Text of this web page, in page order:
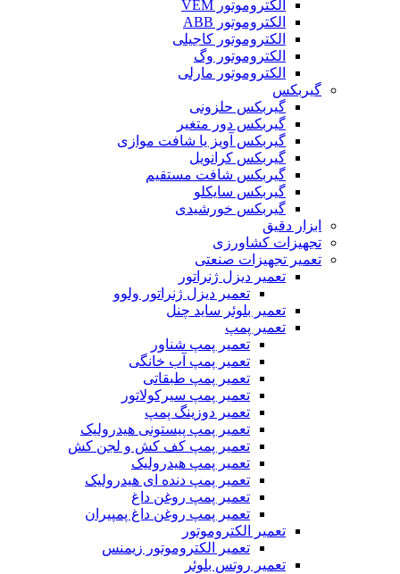
الکتروموتور VEM
الکتروموتور ABB
الکتروموتور کاجیلی
الکتروموتور وگ
الکتروموتور مارلی
گیربکس
گیربکس حلزونی
گیربکس دور متغیر
گیربکس آویز یا شافت موازی
گیربکس کرانویل
گیربکس شافت مستقیم
گیربکس سایکلو
گیربکس خورشیدی
ابزار دقیق
تجهیزات کشاورزی
تعمیر تجهیزات صنعتی
تعمیر دیزل ژنراتور
تعمیر دیزل ژنراتور ولوو
تعمیر بلوئر ساید چنل
تعمیر پمپ
تعمیر پمپ شناور
تعمیر پمپ آب خانگی
تعمیر پمپ طبقاتی
تعمیر پمپ سیرکولاتور
تعمیر دوزینگ پمپ
تعمیر پمپ پیستونی هیدرولیک
تعمیر پمپ کف کش و لجن کش
تعمیر پمپ هیدرولیک
تعمیر پمپ دنده ای هیدرولیک
تعمیر پمپ روغن داغ
تعمیر پمپ روغن داغ پمپیران
تعمیر الکتروموتور
تعمیر الکتروموتور زیمنس
تعمیر روتس بلوئر